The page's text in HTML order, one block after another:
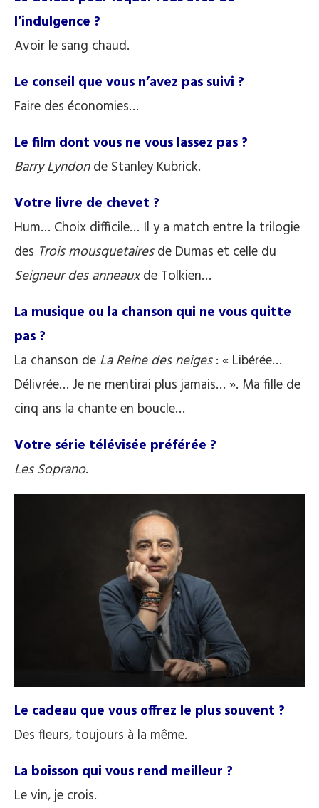
l’indulgence ?
Avoir le sang chaud.
Le conseil que vous n’avez pas suivi ?
Faire des économies…
Le film dont vous ne vous lassez pas ?
Barry Lyndonde Stanley Kubrick.
Votre livre de chevet ?
Hum… Choix difficile… Il y a match entre la trilogie
des Trois mousquetairesde Dumas et celle du
Seigneur des anneauxde Tolkien…
La musique ou la chanson qui ne vous quitte
pas ?
La chanson de La Reine des neiges: « Libérée…
Délivrée… Je ne mentirai plus jamais… ». Ma fille de
cinq ans la chante en boucle…
Votre série télévisée préférée ?
Les Soprano.
Le cadeau que vous offrez le plus souvent ?
Des fleurs, toujours à la même.
La boisson qui vous rend meilleur ?
Le vin, je crois.